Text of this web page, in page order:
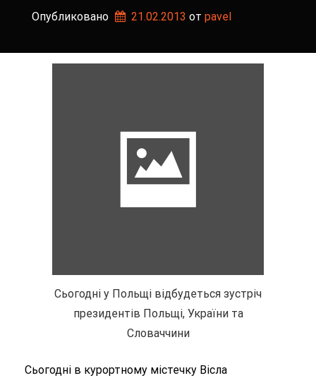
Опубликовано 21.02.2013 от pavel
Сьогодні у Польщі відбудеться зустріч
президентів Польщі, України та
Словаччини
Сьогодні в курортному містечку Вісла